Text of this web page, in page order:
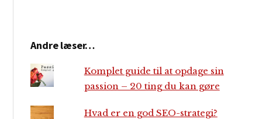
Andre læser…
Komplet guide til at opdage sin
passion – 20 ting du kan gøre
Hvad er en god SEO-strategi?